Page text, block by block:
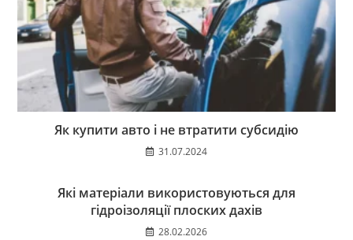
Як купити авто і не втратити субсидію
31.07.2024
Які матеріали використовуються для
гідроізоляції плоских дахів
28.02.2026